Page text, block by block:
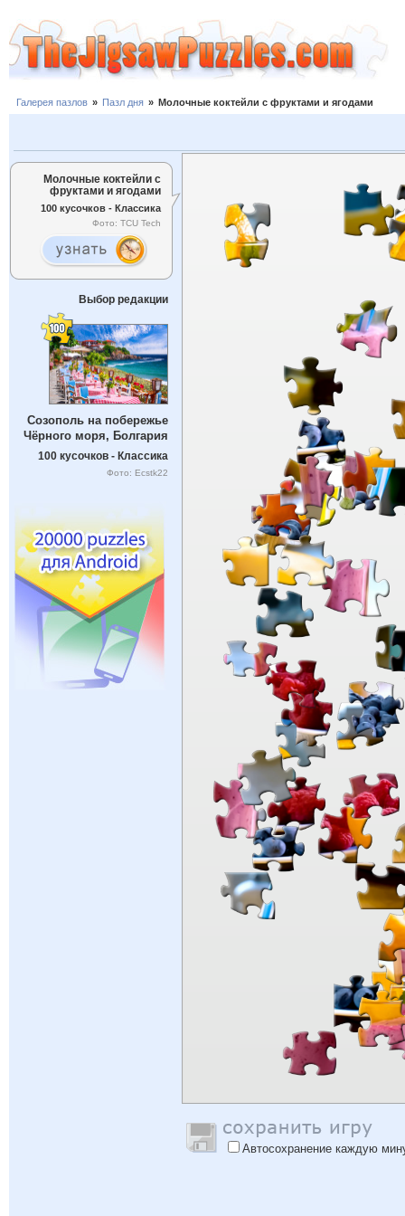
Галерея пазлов » Пазл дня » Молочные коктейли с фруктами и ягодами
Молочные коктейли с
фруктами и ягодами
100 кусочков - Классика
Фото: TCU Tech
Выбор редакции
Созополь на побережье
Чёрного моря, Болгария
100 кусочков - Классика
Фото: Ecstk22
Автосохранение каждую